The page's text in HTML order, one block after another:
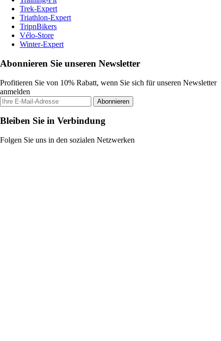
Trek-Expert
Triathlon-Expert
TripnBikers
Vélo-Store
Winter-Expert
Abonnieren Sie unseren Newsletter
Profitieren Sie von 10% Rabatt, wenn Sie sich für unseren Newsletter
anmelden
Abonnieren
Bleiben Sie in Verbindung
Folgen Sie uns in den sozialen Netzwerken